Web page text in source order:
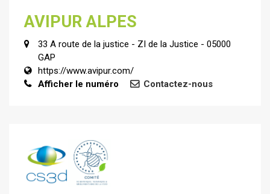
AVIPUR ALPES
33 A route de la justice - ZI de la Justice - 05000
GAP
https://www.avipur.com/
Afficher le numéro
Contactez-nous